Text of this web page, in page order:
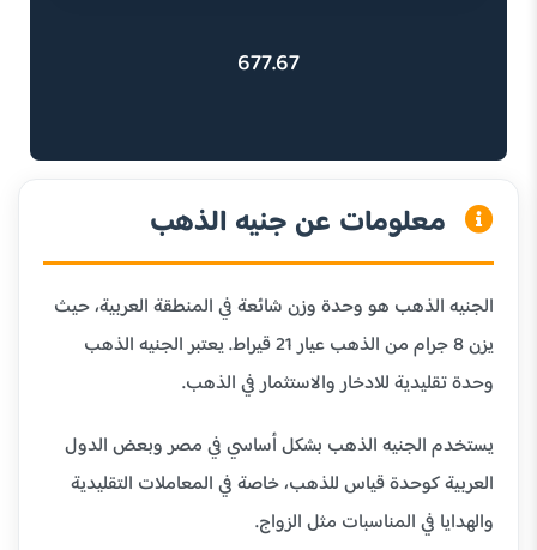
677.67
معلومات عن جنيه الذهب
الجنيه الذهب هو وحدة وزن شائعة في المنطقة العربية، حيث
يزن 8 جرام من الذهب عيار 21 قيراط. يعتبر الجنيه الذهب
وحدة تقليدية للادخار والاستثمار في الذهب.
يستخدم الجنيه الذهب بشكل أساسي في مصر وبعض الدول
العربية كوحدة قياس للذهب، خاصة في المعاملات التقليدية
والهدايا في المناسبات مثل الزواج.